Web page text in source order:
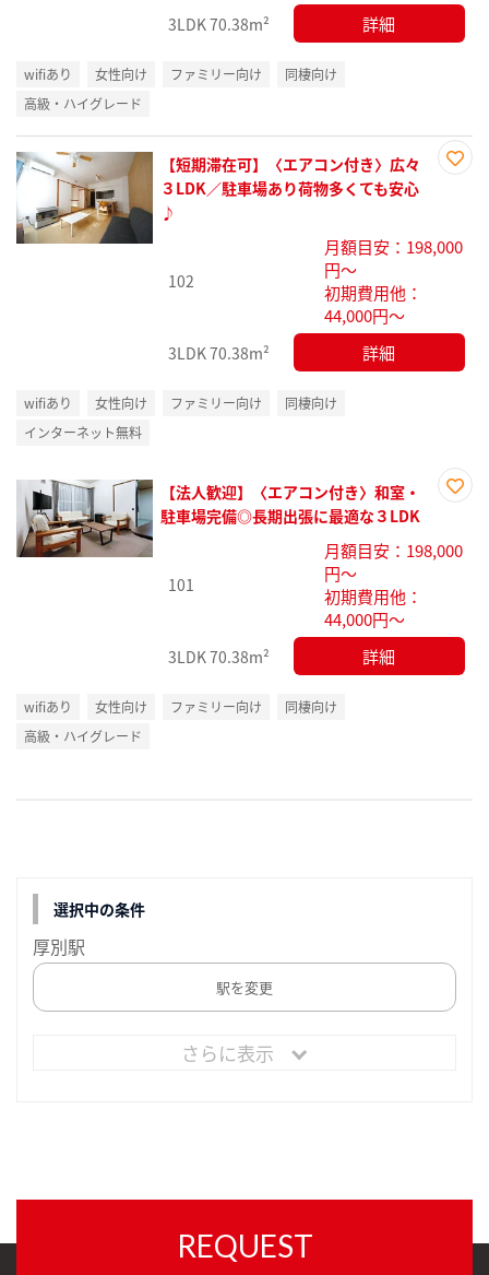
3LDK70.38m² 詳細
wifiあり 女性向け ファミリー向け
同棲向け
高級・ハイグレード
録
【短期滞在可】〈エアコン付き〉広々
３LDK／駐車場あり荷物多くても安心
♪
102
月額目安：198,000
円～
初期費用他：
44,000円～
3LDK70.38m² 詳細
wifiあり 女性向け ファミリー向け
同棲向け
インターネット無料
り登
【法人歓迎】〈エアコン付き〉和室・
駐車場完備◎長期出張に最適な３LDK
101
月額目安：198,000
円～
初期費用他：
44,000円～
3LDK70.38m² 詳細
wifiあり 女性向け ファミリー向け
同棲向け
高級・ハイグレード
選択中の条件
厚別駅
駅を変更
さらに表示
REQUEST